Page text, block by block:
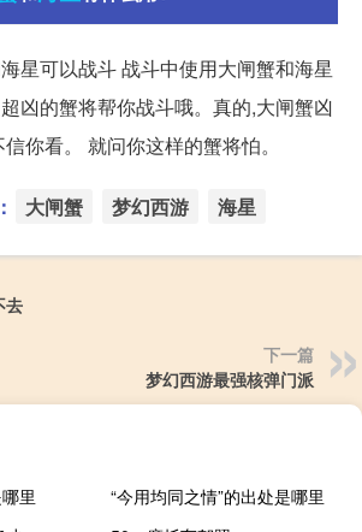
星可以战斗 战斗中使用大闸蟹和海星
凶的蟹将帮你战斗哦。真的,大闸蟹凶
你看。 就问你这样的蟹将怕。
大闸蟹 梦幻西游 海星
去
下一篇
梦幻西游最强核弹门派
里
“今用均同之情”的出处是哪里